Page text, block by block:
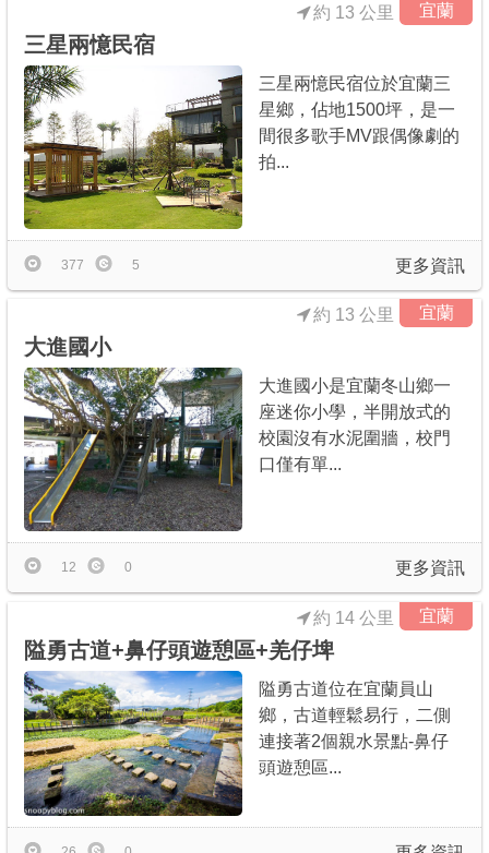
宜蘭
三星兩憶民宿
約 13 公里
三星兩憶民宿位於宜蘭三
星鄉，佔地1500坪，是一
間很多歌手MV跟偶像劇的
拍...
更多資訊
377 5
宜蘭
大進國小
約 13 公里
大進國小是宜蘭冬山鄉一
座迷你小學，半開放式的
校園沒有水泥圍牆，校門
口僅有單...
更多資訊
12 0
宜蘭
隘勇古道+鼻仔頭遊憩區+羌仔埤
約 14 公里
隘勇古道位在宜蘭員山
鄉，古道輕鬆易行，二側
連接著2個親水景點-鼻仔
頭遊憩區...